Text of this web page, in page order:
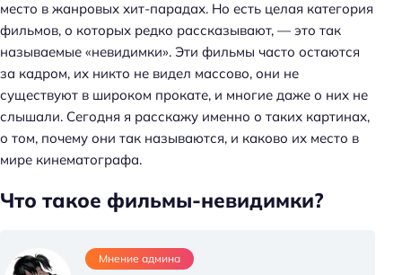
место в жанровых хит-парадах. Но есть целая категория
фильмов, о которых редко рассказывают, — это так
называемые «невидимки». Эти фильмы часто остаются
за кадром, их никто не видел массово, они не
существуют в широком прокате, и многие даже о них не
слышали. Сегодня я расскажу именно о таких картинах,
о том, почему они так называются, и каково их место в
мире кинематографа.
Что такое фильмы-невидимки?
Мнение админа